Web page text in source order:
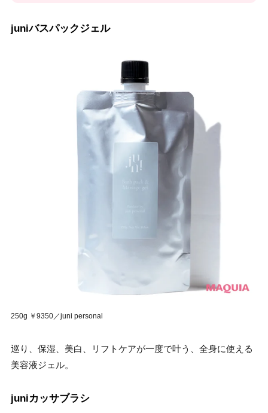
juniバスパックジェル
250g ￥9350／juni personal
巡り、保湿、美白、リフトケアが一度で叶う、全身に使える
美容液ジェル。
juniカッサブラシ